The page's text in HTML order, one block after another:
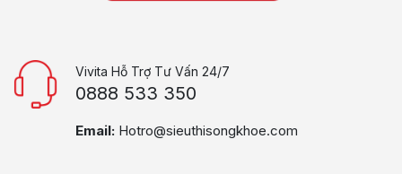
Vivita Hỗ Trợ Tư Vấn 24/7
0888 533 350
Email: Hotro@sieuthisongkhoe.com